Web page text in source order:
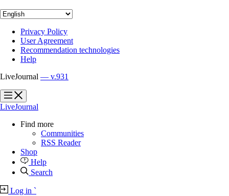
Privacy Policy
User Agreement
Recommendation technologies
Help
LiveJournal — v.931
?
?
LiveJournal
Find more
Communities
RSS Reader
Shop
Help
Search
Log in `